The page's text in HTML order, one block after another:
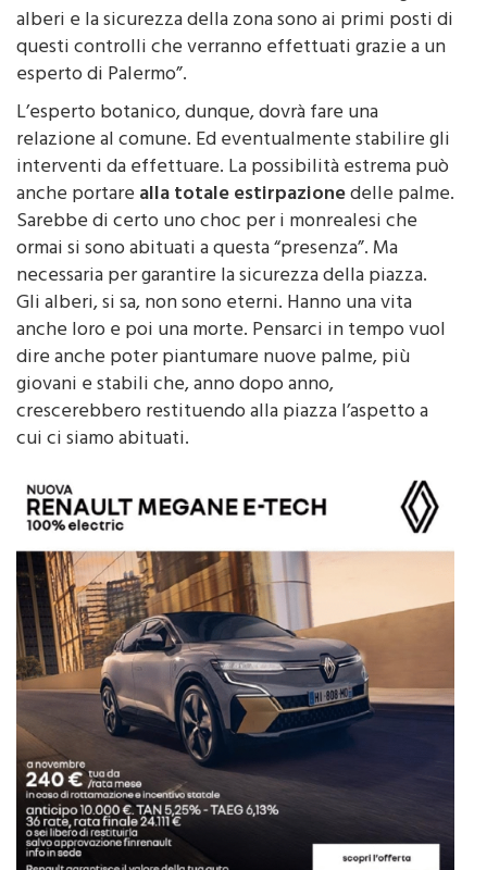
alberi e la sicurezza della zona sono ai primi posti di
questi controlli che verranno effettuati grazie a un
esperto di Palermo”.
L’esperto botanico, dunque, dovrà fare una
relazione al comune. Ed eventualmente stabilire gli
interventi da effettuare. La possibilità estrema può
anche portarealla totale estirpazionedelle palme.
Sarebbe di certo uno choc per i monrealesi che
ormai si sono abituati a questa “presenza”. Ma
necessaria per garantire la sicurezza della piazza.
Gli alberi, si sa, non sono eterni. Hanno una vita
anche loro e poi una morte. Pensarci in tempo vuol
dire anche poter piantumare nuove palme, più
giovani e stabili che, anno dopo anno,
crescerebbero restituendo alla piazza l’aspetto a
cui ci siamo abituati.